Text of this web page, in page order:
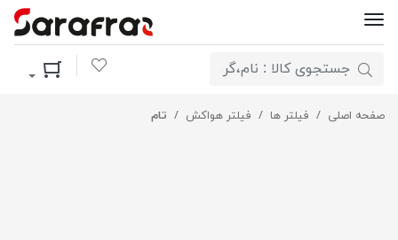
لیست مورد علاقه
سبد خرید
صفحه اصلی فیلتر ها فیلتر هواکش تام